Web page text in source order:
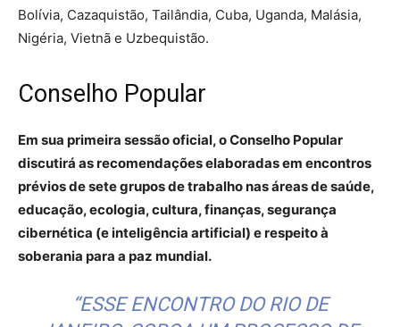
Bolívia, Cazaquistão, Tailândia, Cuba, Uganda, Malásia,
Nigéria, Vietnã e Uzbequistão.
Conselho Popular
Em sua primeira sessão oficial, o Conselho Popular
discutirá as recomendações elaboradas em encontros
prévios de sete grupos de trabalho nas áreas de saúde,
educação, ecologia, cultura, finanças, segurança
cibernética (e inteligência artificial) e respeito à
soberania para a paz mundial.
“ESSE ENCONTRO DO RIO DE